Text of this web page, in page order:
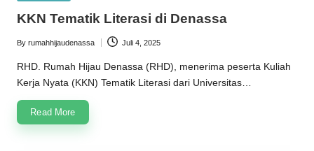
KKN Tematik Literasi di Denassa
Posted
by
By rumahhijaudenassa Juli 4, 2025
RHD. Rumah Hijau Denassa (RHD), menerima peserta Kuliah
Kerja Nyata (KKN) Tematik Literasi dari Universitas…
Read More